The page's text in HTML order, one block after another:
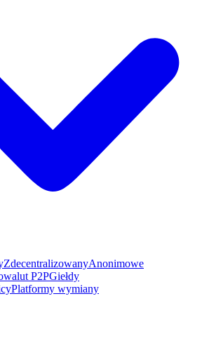
ZdecentralizowanyAnonimowe
P2PGiełdy
Platformy wymiany